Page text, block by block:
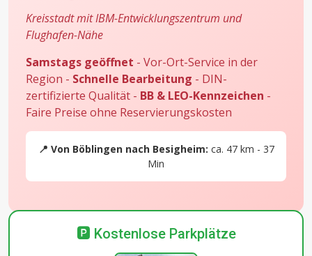
Kreisstadt mit IBM-Entwicklungszentrum und
Flughafen-Nähe
Samstags geöffnet - Vor-Ort-Service in der
Region - Schnelle Bearbeitung - DIN-
zertifizierte Qualität - BB & LEO-Kennzeichen -
Faire Preise ohne Reservierungskosten
📍 Von Böblingen nach Besigheim: ca. 47 km - 37
Min
🅿️ Kostenlose Parkplätze